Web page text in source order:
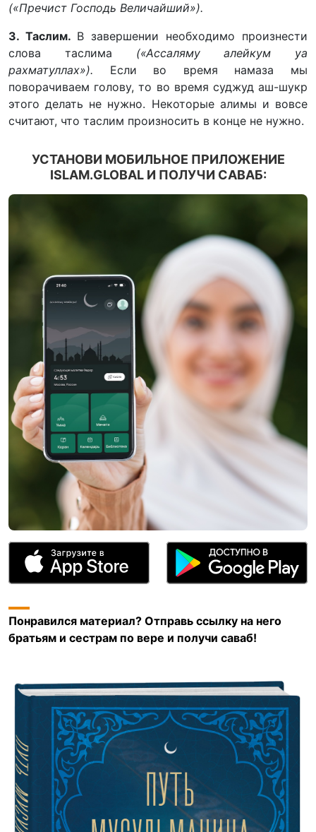
(«Пречист Господь Величайший»).
3. Таслим. В завершении необходимо произнести
слова таслима («Ассаляму алейкум уа
рахматуллах»). Если во время намаза мы
поворачиваем голову, то во время суджуд аш-шукр
этого делать не нужно. Некоторые алимы и вовсе
считают, что таслим произносить в конце не нужно.
УСТАНОВИ МОБИЛЬНОЕ ПРИЛОЖЕНИЕ
ISLAM.GLOBAL И ПОЛУЧИ САВАБ:
Понравился материал? Отправь ссылку на него
братьям и сестрам по вере и получи саваб!